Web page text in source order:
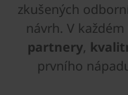
zkušených
návrh. V
partnery,
prvního